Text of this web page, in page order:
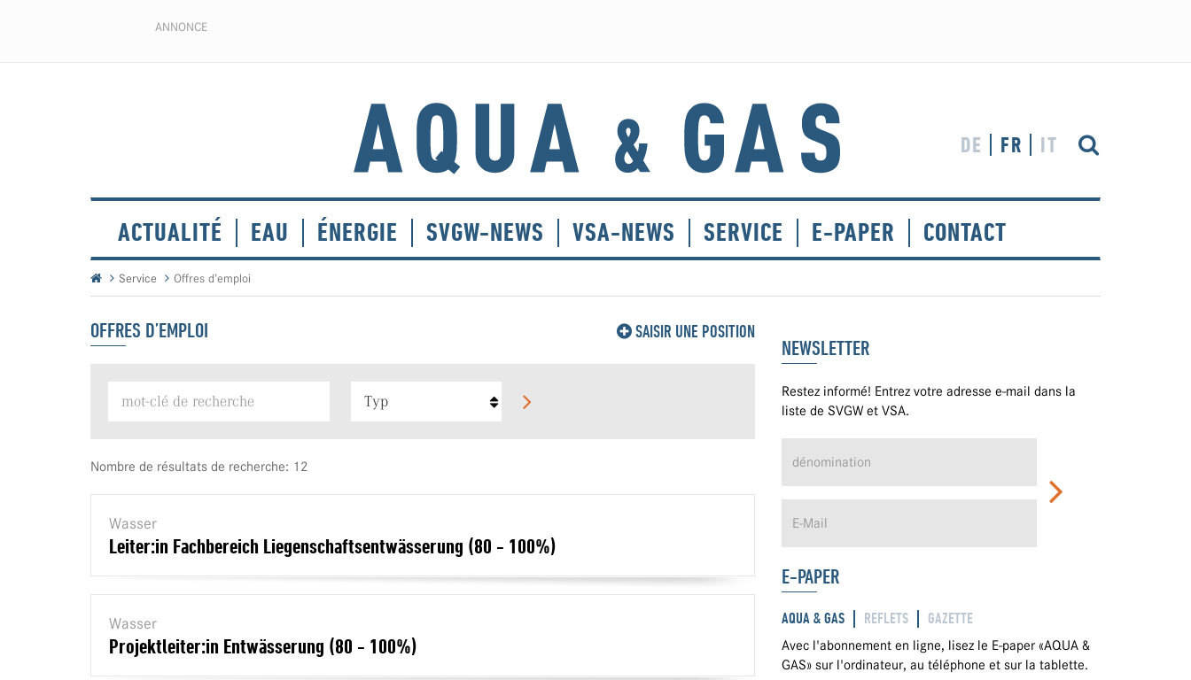
ANNONCE
DE FR IT
ACTUALITÉ EAU ÉNERGIE SVGW-NEWS VSA-NEWS SERVICE E-PAPER CONTACT
Service Offres d’emploi
OFFRES D’EMPLOI SAISIR UNE POSITION
Nombre de résultats de recherche: 12
Wasser
Leiter:in Fachbereich Liegenschaftsentwässerung (80 - 100%)
Wasser
Projektleiter:in Entwässerung (80 - 100%)
NEWSLETTER
Restez informé! Entrez votre adresse e-mail dans la
liste de SVGW et VSA.
E-PAPER
AQUA & GAS REFLETS GAZETTE
Avec l'abonnement en ligne, lisez le E-paper «AQUA &
GAS» sur l'ordinateur, au téléphone et sur la tablette.